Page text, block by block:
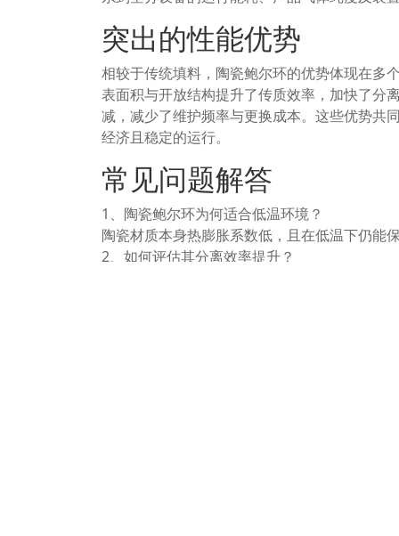
突出的性能优势
相较于传统填料，陶瓷鲍尔环的优势体现在多
表面积与开放结构提升了传质效率，加快了分
减，减少了维护频率与更换成本。这些优势共
经济且稳定的运行。
常见问题解答
1、陶瓷鲍尔环为何适合低温环境？
陶瓷材质本身热膨胀系数低，且在低温下仍能
2、如何评估其分离效率提升？